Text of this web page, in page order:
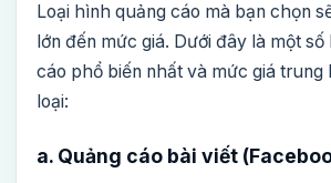
Loại hình quảng cáo mà bạn chọn
lớn đến mức giá. Dưới đây là một
cáo phổ biến nhất và mức giá trung
loại:
a. Quảng cáo bài viết